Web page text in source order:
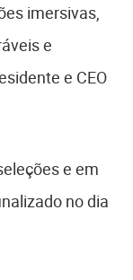
imersivas,
e
e CEO
e em
no dia